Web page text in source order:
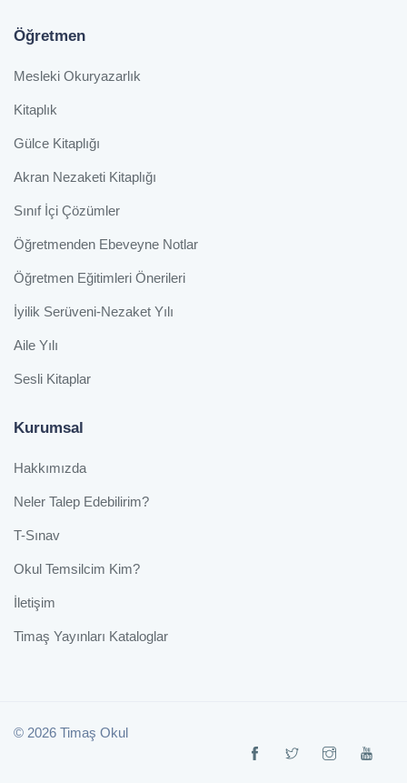
Öğretmen
Mesleki Okuryazarlık
Kitaplık
Gülce Kitaplığı
Akran Nezaketi Kitaplığı
Sınıf İçi Çözümler
Öğretmenden Ebeveyne Notlar
Öğretmen Eğitimleri Önerileri
İyilik Serüveni-Nezaket Yılı
Aile Yılı
Sesli Kitaplar
Kurumsal
Hakkımızda
Neler Talep Edebilirim?
T-Sınav
Okul Temsilcim Kim?
İletişim
Timaş Yayınları Kataloglar
© 2026 Timaş Okul